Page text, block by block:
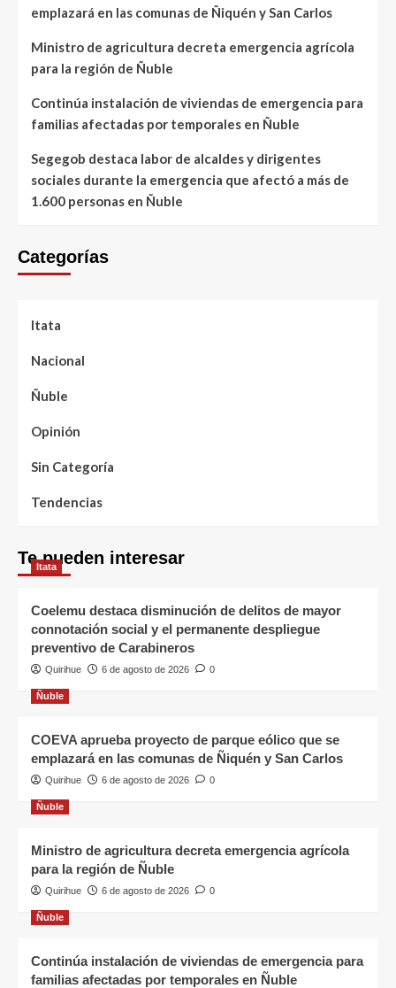
emplazará en las comunas de Ñiquén y San Carlos
Ministro de agricultura decreta emergencia agrícola
para la región de Ñuble
Continúa instalación de viviendas de emergencia para
familias afectadas por temporales en Ñuble
Segegob destaca labor de alcaldes y dirigentes
sociales durante la emergencia que afectó a más de
1.600 personas en Ñuble
Categorías
Itata
Nacional
Ñuble
Opinión
Sin Categoría
Tendencias
Te pueden interesar
Itata
Coelemu destaca disminución de delitos de mayor
connotación social y el permanente despliegue
preventivo de Carabineros
Quirihue 6 de agosto de 2026 0
Ñuble
COEVA aprueba proyecto de parque eólico que se
emplazará en las comunas de Ñiquén y San Carlos
Quirihue 6 de agosto de 2026 0
Ñuble
Ministro de agricultura decreta emergencia agrícola
para la región de Ñuble
Quirihue 6 de agosto de 2026 0
Ñuble
Continúa instalación de viviendas de emergencia para
familias afectadas por temporales en Ñuble